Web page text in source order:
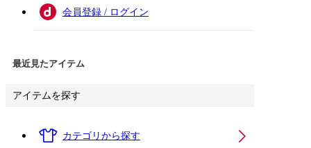
会員登録 / ログイン
最近見たアイテム
アイテムを探す
カテゴリから探す